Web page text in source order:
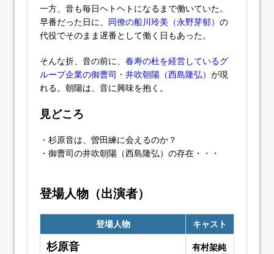
一方、音も毎日ヘトヘトになるまで働いていた。
早番だった日に、 同僚の船川玲美（永野芽郁） の
代役でそのまま遅番として働く日もあった。
そんな折、音の前に、 春寿の杜を経営しているグ
ループ企業の御曹司・井吹朝陽（西島隆弘） が現
れる。朝陽は、音に興味を抱く。
見どころ
・杉原音は、曽田練に会えるのか？
・御曹司の井吹朝陽（西島隆弘）の存在・・・
登場人物（出演者）
登場人物 キャスト
杉原音 有村架純